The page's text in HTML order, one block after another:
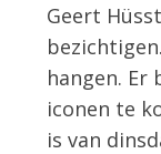
Geert
hangen. Er
iconen te
is van